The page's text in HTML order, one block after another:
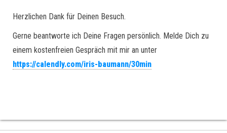
Herzlichen Dank für Deinen Besuch.
Gerne beantworte ich Deine Fragen persönlich. Melde Dich zu
einem kostenfreien Gespräch mit mir an unter
https://calendly.com/iris-baumann/30min